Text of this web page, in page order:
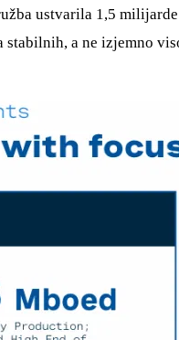
ustvarila 1,5
a ne izjemno